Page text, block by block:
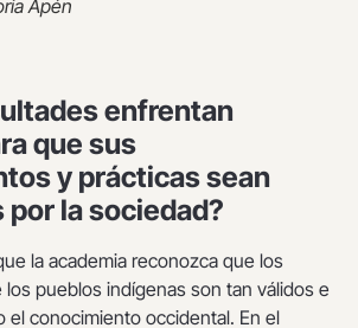
Apén
enfrentan
que sus
y prácticas sean
la sociedad?
la academia reconozca que los
pueblos indígenas son tan válidos e
el conocimiento occidental. En el